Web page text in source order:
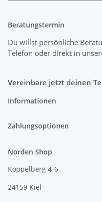
Beratungstermin
Du willst persönliche
Telefon oder direkt in
Vereinbare jetzt deinen
Informationen
Zahlungsoptionen
Norden Shop
Koppelberg 4-6
24159 Kiel